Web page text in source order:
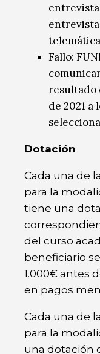
Fallo:
resultado
de 2021 a
Dotación
Cada una de
para la
tiene una
del curso
beneficiario
1.000€ antes
en pagos
Cada una de
para la
una dotación